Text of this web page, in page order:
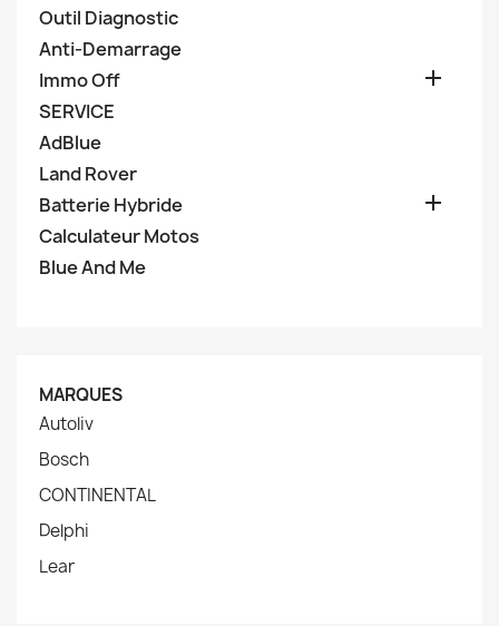
Outil Diagnostic
Anti-Demarrage
Immo Off

SERVICE
AdBlue
Land Rover
Batterie Hybride

Calculateur Motos
Blue And Me
MARQUES
Autoliv
Bosch
CONTINENTAL
Delphi
Lear